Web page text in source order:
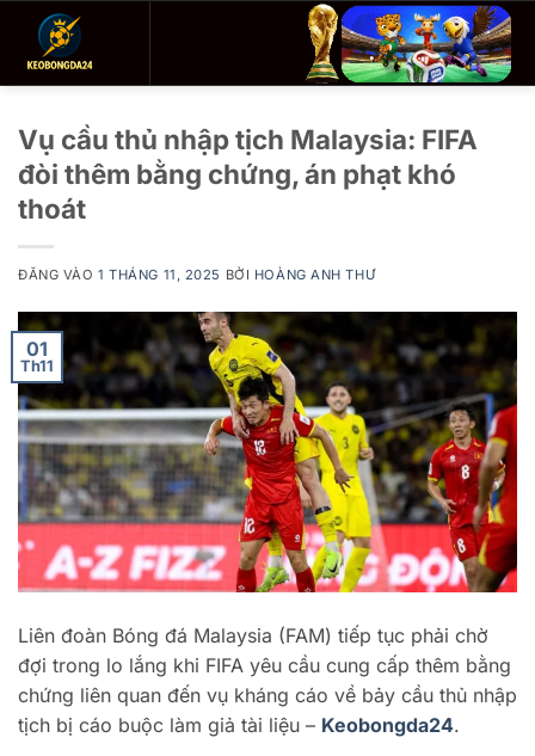
Vụ cầu thủ nhập tịch Malaysia: FIFA
đòi thêm bằng chứng, án phạt khó
thoát
ĐĂNG VÀO1 THÁNG 11, 2025 BỞI HOÀNG ANH THƯ
01
Th11
Liên đoàn Bóng đá Malaysia (FAM) tiếp tục phải chờ
đợi trong lo lắng khi FIFA yêu cầu cung cấp thêm bằng
chứng liên quan đến vụ kháng cáo về bảy cầu thủ nhập
tịch bị cáo buộc làm giả tài liệu – Keobongda24.